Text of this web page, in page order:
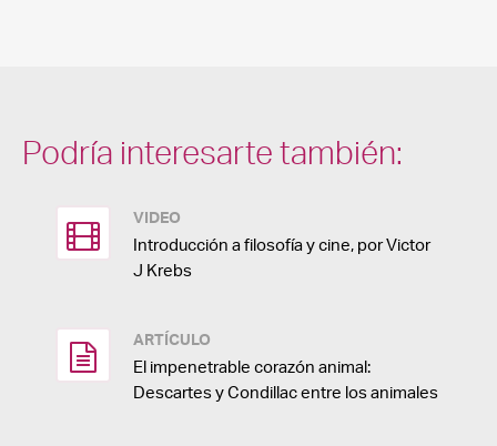
Podría interesarte también:
VIDEO
Introducción a filosofía y cine, por Victor
J Krebs
ARTÍCULO
El impenetrable corazón animal:
Descartes y Condillac entre los animales